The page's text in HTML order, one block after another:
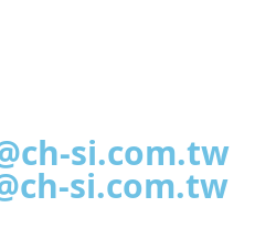
si.com.tw
si.com.tw